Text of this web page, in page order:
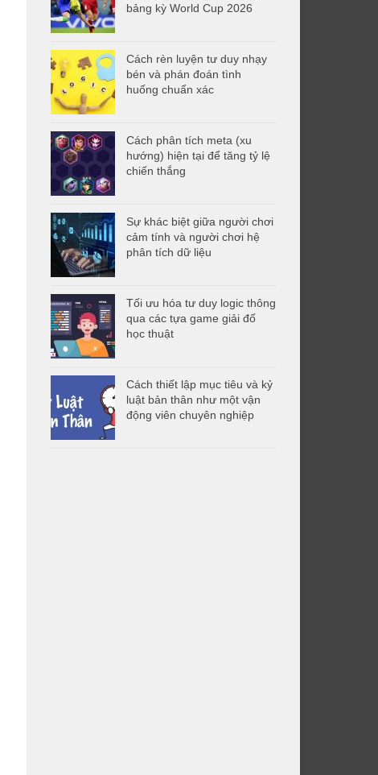
bảng kỳ World Cup 2026
Cách rèn luyện tư duy nhạy
bén và phán đoán tình
huống chuẩn xác
Cách phân tích meta (xu
hướng) hiện tại để tăng tỷ lệ
chiến thắng
Sự khác biệt giữa người chơi
cảm tính và người chơi hệ
phân tích dữ liệu
Tối ưu hóa tư duy logic thông
qua các tựa game giải đố
học thuật
Cách thiết lập mục tiêu và kỷ
luật bản thân như một vận
động viên chuyên nghiệp